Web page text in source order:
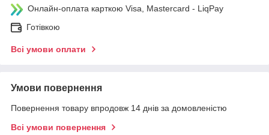
Онлайн-оплата карткою Visa, Mastercard - LiqPay
Готівкою
Всі умови оплати
Умови повернення
Повернення товару впродовж 14 днів за домовленістю
Всі умови повернення